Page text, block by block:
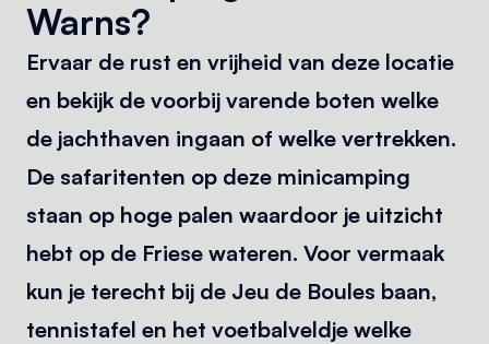
Warns?
Ervaar de rust en vrijheid van deze locatie
en bekijk de voorbij varende boten welke
de jachthaven ingaan of welke vertrekken.
De safaritenten op deze minicamping
staan op hoge palen waardoor je uitzicht
hebt op de Friese wateren. Voor vermaak
kun je terecht bij de Jeu de Boules baan,
tennistafel en het voetbalveldje welke